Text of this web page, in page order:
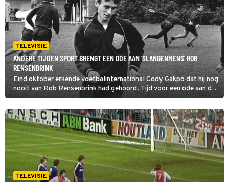
TELEVISIE
ANDERE TIJDEN SPORT BRENGT EEN ODE AAN 'SLANGENMENS' ROB
RENSENBRINK
Eind oktober erkende voetbalinternational Cody Gakpo dat hij nog
nooit van Rob Rensenbrink had gehoord. Tijd voor een ode aan de
sierlijke aanvaller wiens onnavolgbare dribbels hem in de jaren 70
de bijnaam slangenmens opleverde, zo vindt Andere Tijden Sport.
TELEVISIE